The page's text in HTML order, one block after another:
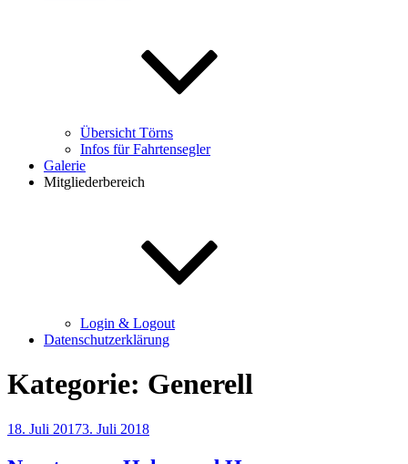
Übersicht Törns
Infos für Fahrtensegler
Galerie
Mitgliederbereich
Login & Logout
Datenschutzerklärung
Kategorie: Generell
Veröffentlicht
18. Juli 20173. Juli 2018